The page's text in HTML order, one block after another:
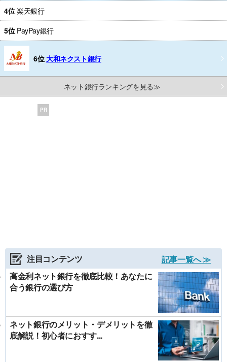
4位楽天銀行
5位 PayPay銀行
6位 大和ネクスト銀行
ネット銀行ランキングを見る≫
PR
注目コンテンツ
記事一覧へ ≫
高金利ネット銀行を徹底比較！あなたに
合う銀行の選び方
ネット銀行のメリット・デメリットを徹
底解説！初心者におすす...